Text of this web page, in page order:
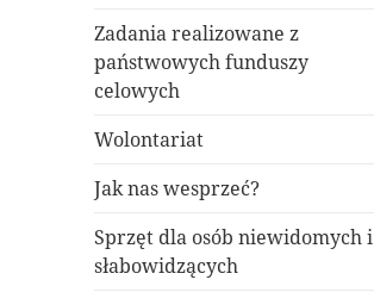
Zadania realizowane z
państwowych funduszy
celowych
Wolontariat
Jak nas wesprzeć?
Sprzęt dla osób niewidomych i
słabowidzących